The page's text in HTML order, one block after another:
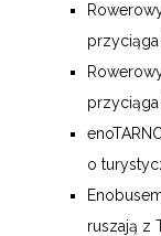
o
ruszają z